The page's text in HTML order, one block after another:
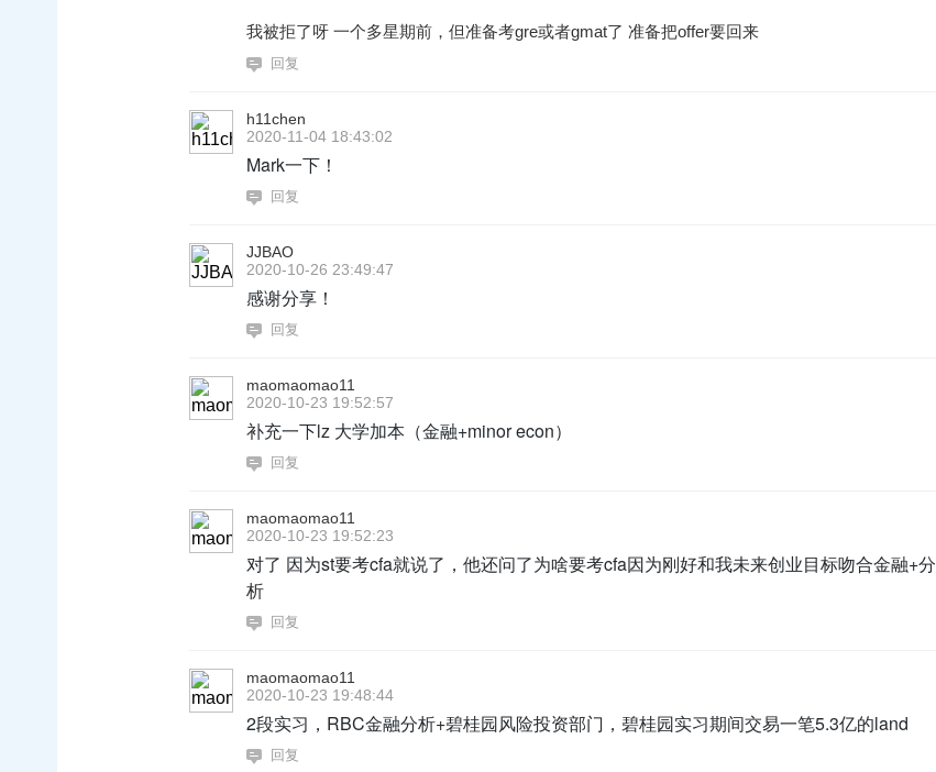
我被拒了呀 一个多星期前，但准备考gre或者gmat了 准备把offer要回来
回复
h11chen
2020-11-04 18:43:02
Mark一下！
回复
JJBAO
2020-10-26 23:49:47
感谢分享！
回复
maomaomao11
2020-10-23 19:52:57
补充一下lz 大学加本（金融+minor econ）
回复
maomaomao11
2020-10-23 19:52:23
对了 因为st要考cfa就说了，他还问了为啥要考cfa因为刚好和我未来创业目标吻合金融+分
析
回复
maomaomao11
2020-10-23 19:48:44
2段实习，RBC金融分析+碧桂园风险投资部门，碧桂园实习期间交易一笔5.3亿的land
回复